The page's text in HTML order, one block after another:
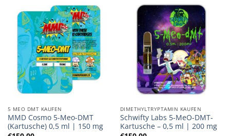
5 MEO DMT KAUFEN
MMD Cosmo 5-Meo-DMT
(Kartusche) 0,5 ml | 150 mg
DIMETHYLTRYPTAMIN KAUFEN
Schwifty Labs 5-MeO-DMT-
Kartusche – 0,5 ml | 200 mg